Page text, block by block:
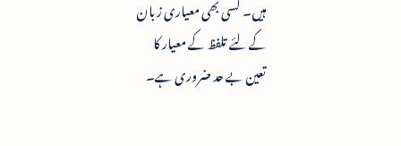
ہیں۔ کسی بھی معیاری زبان
کے لئے تلفظ کے معیار کا
تعین بے حد ضروری ہے۔